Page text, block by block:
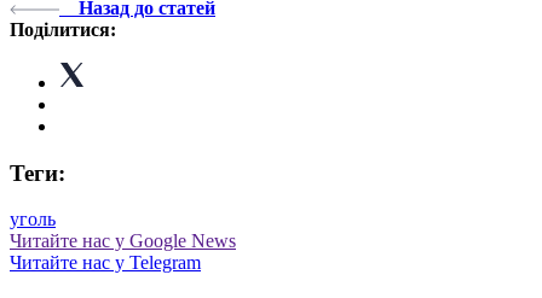
Назад до статей
Поділитися:
Теги:
уголь
Читайте нас у Google News
Читайте нас у Telegram